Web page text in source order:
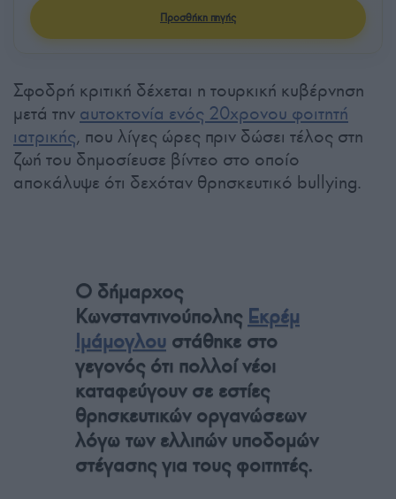
Προσθήκη πηγής
Σφοδρή κριτική δέχεται η τουρκική κυβέρνηση
μετά την αυτοκτονία ενός 20χρονου φοιτητή
ιατρικής, που λίγες ώρες πριν δώσει τέλος στη
ζωή του δημοσίευσε βίντεο στο οποίο
αποκάλυψε ότι δεχόταν θρησκευτικό bullying.
Ο δήμαρχος
Κωνσταντινούπολης Εκρέμ
Ιμάμογλου στάθηκε στο
γεγονός ότι πολλοί νέοι
καταφεύγουν σε εστίες
θρησκευτικών οργανώσεων
λόγω των ελλιπών υποδομών
στέγασης για τους φοιτητές.